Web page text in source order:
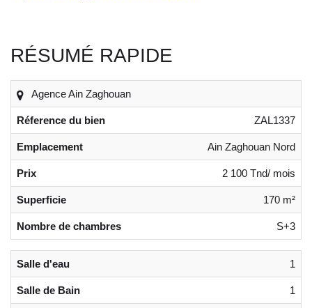
RÉSUMÉ RAPIDE
Agence Ain Zaghouan
Réference du bien ZAL1337
Emplacement Ain Zaghouan Nord
Prix 2 100 Tnd/ mois
Superficie 170 m²
Nombre de chambres S+3
Salle d'eau 1
Salle de Bain 1